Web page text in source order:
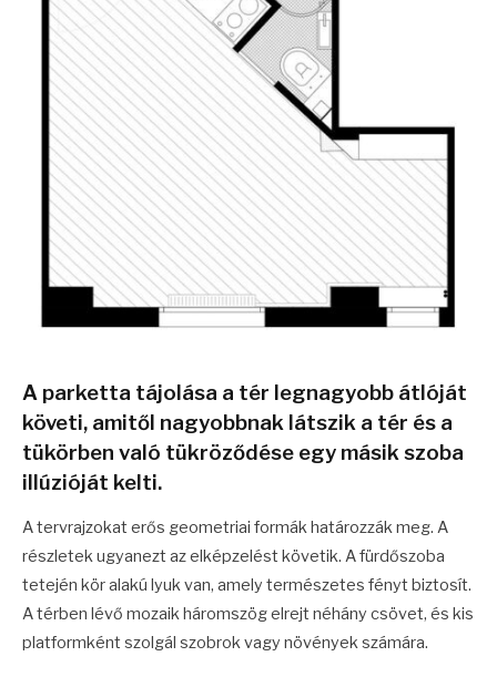
A parketta tájolása a tér legnagyobb átlóját
követi, amitől nagyobbnak látszik a tér és a
tükörben való tükröződése egy másik szoba
illúzióját kelti.
A tervrajzokat erős geometriai formák határozzák meg. A
részletek ugyanezt az elképzelést követik. A fürdőszoba
tetején kör alakú lyuk van, amely természetes fényt biztosít.
A térben lévő mozaik háromszög elrejt néhány csövet, és kis
platformként szolgál szobrok vagy növények számára.